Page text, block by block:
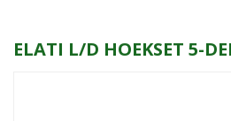
ELATI L/D HOEKSET 5-